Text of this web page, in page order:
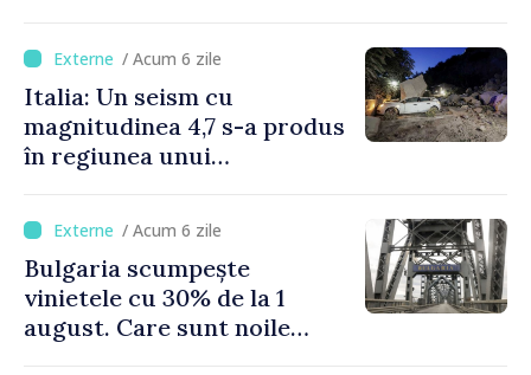
/ Acum 6 zile
Italia: Un seism cu
magnitudinea 4,7 s-a produs
în regiunea unui
de Napoli
/ Acum 6 zile
Bulgaria scumpește
vinietele cu 30% de la 1
august. Care sunt noile